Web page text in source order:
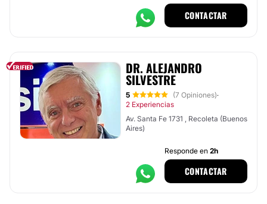
CONTACTAR
DR. ALEJANDRO
SILVESTRE
5 (7 Opiniones)·
2 Experiencias
Av. Santa Fe 1731 , Recoleta (Buenos
Aires)
Responde en 2h
CONTACTAR